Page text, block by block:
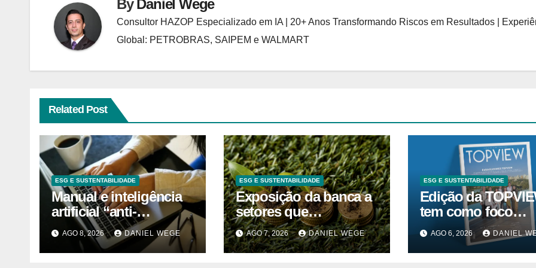
ByDaniel Wege
Consultor HAZOP Especializado em IA | 20+ Anos Transformando Riscos em Resultados |
Global: PETROBRAS, SAIPEM e WALMART
Related Post
ESG E SUSTENTABILIDADE
Manual e inteligência
artificial “anti-
washing” orientam
empresas
AGO 8, 2026 DANIEL WEGE
ESG E SUSTENTABILIDADE
Exposição da banca a
setores que
contribuem para as
alterações climáticas
mantém-se nos 62%
AGO 7, 2026 DANIEL WEGE
ESG E SUSTENTABILIDADE
Edição da
tem como foco
inovação,
ESG
AGO 6, 2026 DANIEL